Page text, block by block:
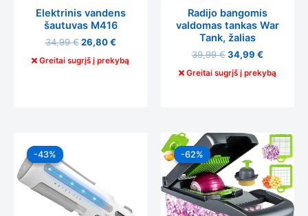
Elektrinis vandens
šautuvas M416
34,99€ 26,80€
Greitai sugrįš į prekybą
Radijo bangomis
valdomas tankas War
Tank, žalias
39,99€34,99 €
Greitai sugrįš į prekybą
-43%
-43%
34,99 €.
-62%
-62%
Original
price
was:
24,99 €.
Current
price
is:
9,50 €.